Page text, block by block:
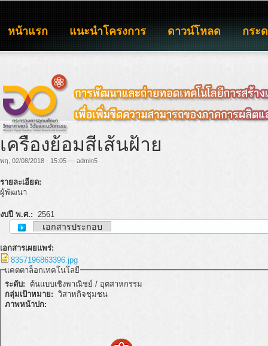
หน้าแรก แนะนำโครงการ ดาวน์โหลด กระ
เครื่องย้อมสีเส้นฝ้าย
พฤ, 02/08/2018 - 15:05 — admin5
รายละเอียด:
ผู้พัฒนา
งบปี พ.ศ.: 2561
เอกสารประกอบ
เอกสารเผยแพร่:
8357196863396.jpg
แคตตาล็อกเทคโนโลยี
ระดับ:
ต้นแบบเชิงพาณิชย์ / อุตสาหกรรม
กลุ่มเป้าหมาย:
วิสาหกิจชุมชน
ภาพหน้าปก: